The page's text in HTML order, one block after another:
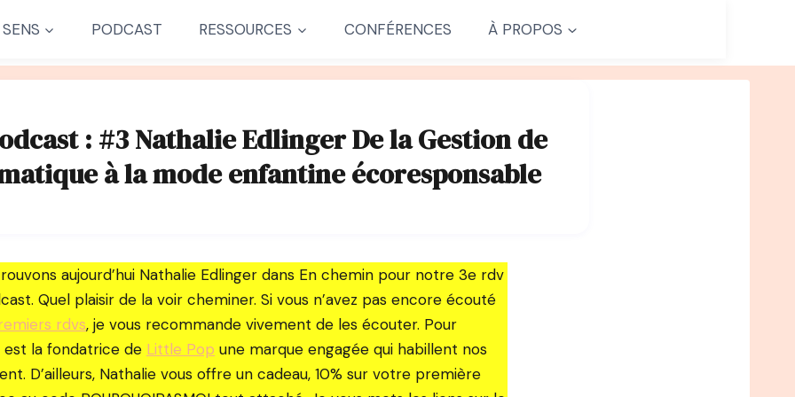
PODCAST RESSOURCES CONFÉRENCES À PROPOS
: #3 Nathalie Edlinger De la Gestion de
à la mode enfantine écoresponsable
aujourd’hui Nathalie Edlinger dans En chemin pour notre 3e rdv
Quel plaisir de la voir cheminer. Si vous n’avez pas encore écouté
rdvs, je vous recommande vivement de les écouter. Pour
est la fondatrice de Little Pop une marque engagée qui habillent nos
D’ailleurs, Nathalie vous offre un cadeau, 10% sur votre première